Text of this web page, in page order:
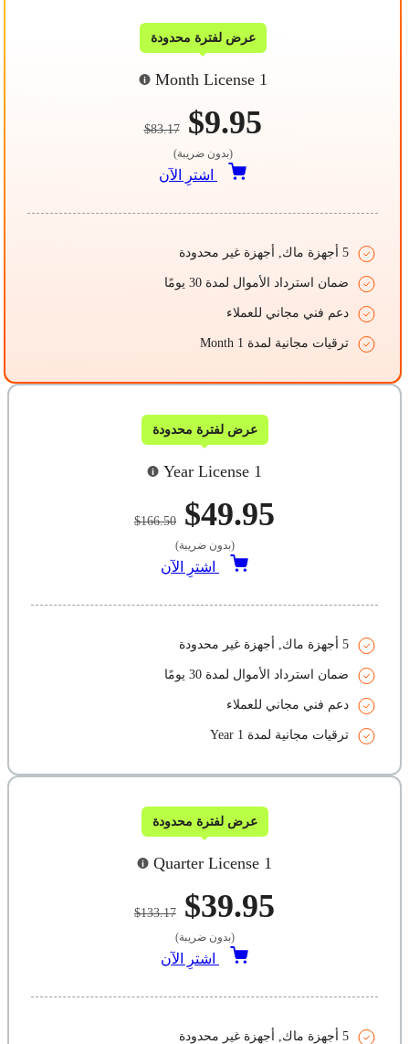
عرض لفترة محدودة
1 Month License
$9.95
$83.17
(بدون ضريبة)
اشترِ الآن
5 أجهزة ماك, أجهزة غير محدودة
ضمان استرداد الأموال لمدة 30 يومًا
دعم فني مجاني للعملاء
ترقيات مجانية لمدة 1 Month
عرض لفترة محدودة
1 Year License
$49.95
$166.50
(بدون ضريبة)
اشترِ الآن
5 أجهزة ماك, أجهزة غير محدودة
ضمان استرداد الأموال لمدة 30 يومًا
دعم فني مجاني للعملاء
ترقيات مجانية لمدة 1 Year
عرض لفترة محدودة
1 Quarter License
$39.95
$133.17
(بدون ضريبة)
اشترِ الآن
5 أجهزة ماك, أجهزة غير محدودة